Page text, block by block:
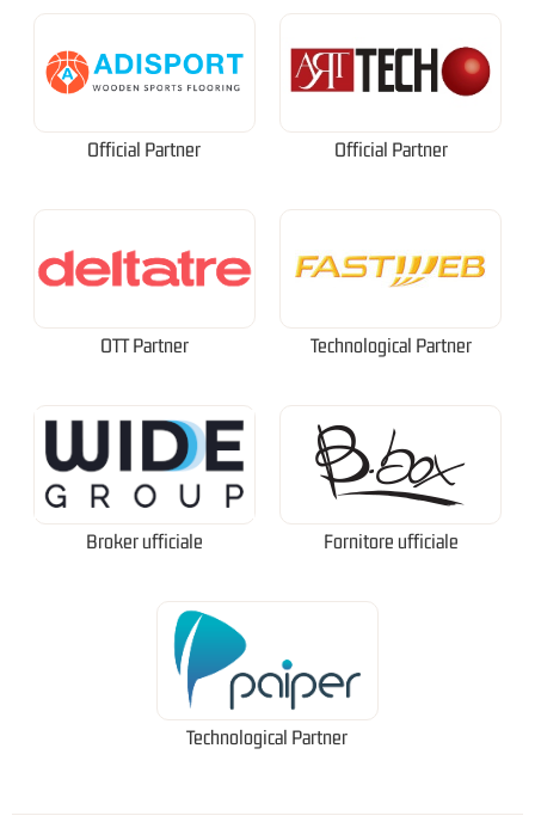
Official Partner Official Partner
OTT Partner Technological Partner
Broker ufficiale Fornitore ufficiale
Technological Partner